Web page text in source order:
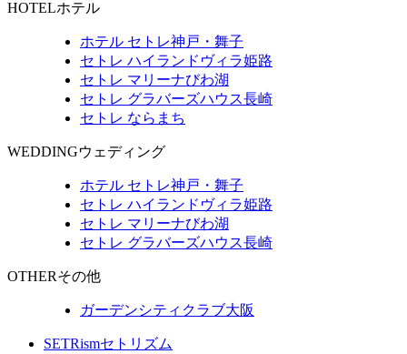
HOTELホテル
ホテル セトレ神戸・舞子
セトレ ハイランドヴィラ姫路
セトレ マリーナびわ湖
セトレ グラバーズハウス長崎
セトレ ならまち
WEDDINGウェディング
ホテル セトレ神戸・舞子
セトレ ハイランドヴィラ姫路
セトレ マリーナびわ湖
セトレ グラバーズハウス長崎
OTHERその他
ガーデンシティクラブ大阪
SETRismセトリズム